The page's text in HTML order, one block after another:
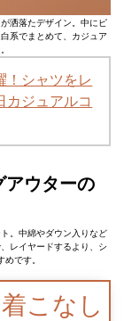
洒落たデザイン。中にピ
系でまとめて、カジュア
！シャツをレ
カジュアルコ
アウターの
。中綿やダウン入りなど
レイヤードするより、シ
です。
こなし